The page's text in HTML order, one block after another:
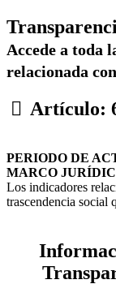
Accede a toda
relacionada
Artículo:
PERIODO DE
MARCO
Los indicadores
trascendencia social